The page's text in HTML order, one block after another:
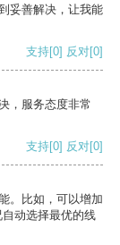
妥善解决，让我能
支持[0] 反对[0]
，服务态度非常
支持[0] 反对[0]
。比如，可以增加
动选择最优的线